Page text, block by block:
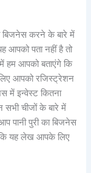
बिजनेस करने के बारे में
आपको पता नहीं है तो
हम आपको बताएंगे कि
आपको रजिस्ट्रेशन
में इन्वेस्ट कितना
सभी चीजों के बारे में
पानी पुरी का बिजनेस
यह लेख आपके लिए